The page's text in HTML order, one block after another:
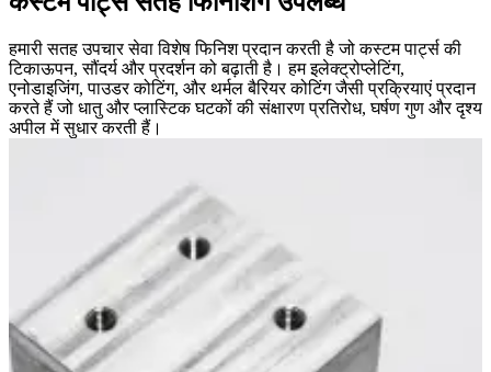
हमारी सतह उपचार सेवा विशेष फिनिश प्रदान करती है जो कस्टम पार्ट्स की
टिकाऊपन, सौंदर्य और प्रदर्शन को बढ़ाती है। हम इलेक्ट्रोप्लेटिंग,
एनोडाइजिंग, पाउडर कोटिंग, और थर्मल बैरियर कोटिंग जैसी प्रक्रियाएं प्रदान
करते हैं जो धातु और प्लास्टिक घटकों की संक्षारण प्रतिरोध, घर्षण गुण और दृश्य
अपील में सुधार करती हैं।